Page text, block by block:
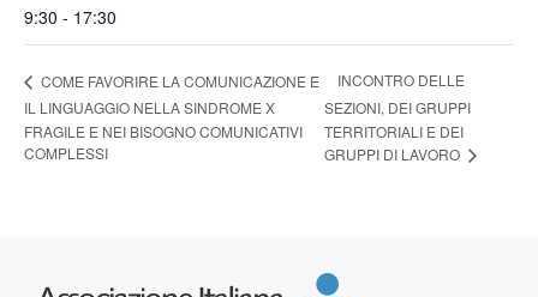
9:30 - 17:30
COME FAVORIRE LA COMUNICAZIONE E
IL LINGUAGGIO NELLA SINDROME X
FRAGILE E NEI BISOGNO COMUNICATIVI
COMPLESSI
INCONTRO DELLE
SEZIONI, DEI GRUPPI
TERRITORIALI E DEI
GRUPPI DI LAVORO